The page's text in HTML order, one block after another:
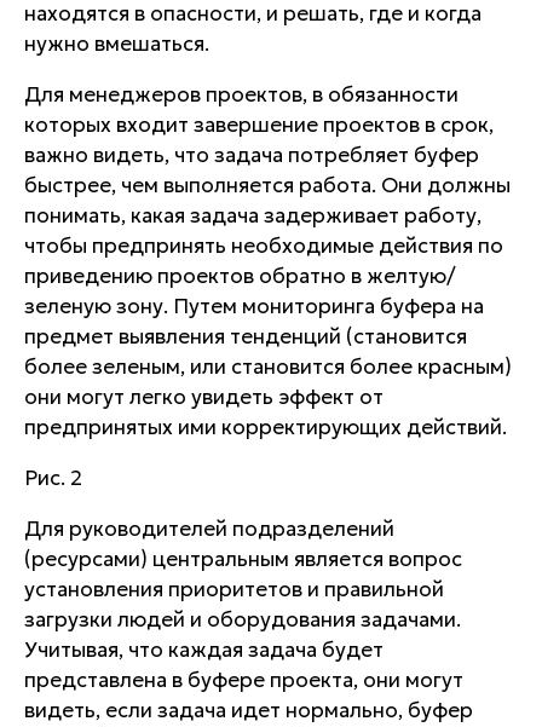
находятся в опасности, и решать, где и когда
нужно вмешаться.
Для менеджеров проектов, в обязанности
которых входит завершение проектов в срок,
важно видеть, что задача потребляет буфер
быстрее, чем выполняется работа. Они должны
понимать, какая задача задерживает работу,
чтобы предпринять необходимые действия по
приведению проектов обратно в желтую/
зеленую зону. Путем мониторинга буфера на
предмет выявления тенденций (становится
более зеленым, или становится более красным)
они могут легко увидеть эффект от
предпринятых ими корректирующих действий.
Рис. 2
Для руководителей подразделений
(ресурсами) центральным является вопрос
установления приоритетов и правильной
загрузки людей и оборудования задачами.
Учитывая, что каждая задача будет
представлена в буфере проекта, они могут
видеть, если задача идет нормально, буфер